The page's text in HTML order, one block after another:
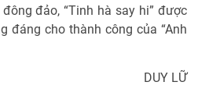
đảo, “Tinh hà say hi” được
đáng cho thành công của “Anh
DUY LỮ